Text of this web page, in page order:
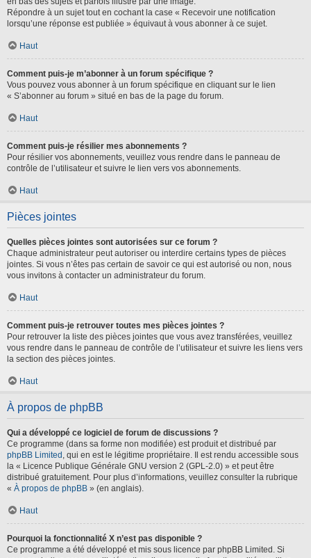
Répondre à un sujet tout en cochant la case « Recevoir une notification
lorsqu’une réponse est publiée » équivaut à vous abonner à ce sujet.
Haut
Comment puis-je m’abonner à un forum spécifique ?
Vous pouvez vous abonner à un forum spécifique en cliquant sur le lien
« S’abonner au forum » situé en bas de la page du forum.
Haut
Comment puis-je résilier mes abonnements ?
Pour résilier vos abonnements, veuillez vous rendre dans le panneau de
contrôle de l’utilisateur et suivre le lien vers vos abonnements.
Haut
Pièces jointes
Quelles pièces jointes sont autorisées sur ce forum ?
Chaque administrateur peut autoriser ou interdire certains types de pièces
jointes. Si vous n’êtes pas certain de savoir ce qui est autorisé ou non, nous
vous invitons à contacter un administrateur du forum.
Haut
Comment puis-je retrouver toutes mes pièces jointes ?
Pour retrouver la liste des pièces jointes que vous avez transférées, veuillez
vous rendre dans le panneau de contrôle de l’utilisateur et suivre les liens vers
la section des pièces jointes.
Haut
À propos de phpBB
Qui a développé ce logiciel de forum de discussions ?
Ce programme (dans sa forme non modifiée) est produit et distribué par
phpBB Limited , qui en est le légitime propriétaire. Il est rendu accessible sous
la « Licence Publique Générale GNU version 2 (GPL-2.0) » et peut être
distribué gratuitement. Pour plus d’informations, veuillez consulter la rubrique
« À propos de phpBB » (en anglais).
Haut
Pourquoi la fonctionnalité X n’est pas disponible ?
Ce programme a été développé et mis sous licence par phpBB Limited. Si